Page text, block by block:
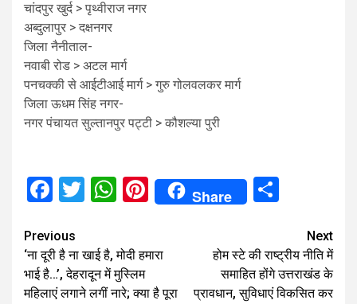
चांदपुर खुर्द > पृथ्वीराज नगर
अब्दुलापुर > दक्षनगर
जिला नैनीताल-
नवाबी रोड > अटल मार्ग
पनचक्की से आईटीआई मार्ग > गुरु गोलवलकर मार्ग
जिला ऊधम सिंह नगर-
नगर पंचायत सुल्तानपुर पट्टी > कौशल्या पुरी
Facebook
Twitter
WhatsApp
Pinterest
Share
Continue
Reading
Previous
‘ना दूरी है ना खाई है, मोदी हमारा
भाई है…’, देहरादून में मुस्लिम
महिलाएं लगाने लगीं नारे; क्या है पूरा
Next
होम स्टे की राष्ट्रीय नीति में
समाहित होंगे उत्तराखंड के
प्रावधान, सुविधाएं विकसित कर